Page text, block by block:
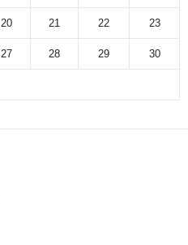
20 21 22 23
27 28 29 30